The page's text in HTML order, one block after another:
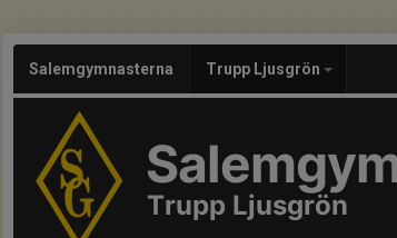
Salemgymnasterna Trupp Ljusgrön
Trupp Ljusgrön